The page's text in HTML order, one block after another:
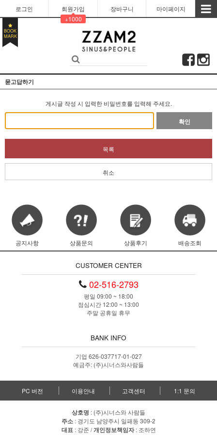
로그인
회원가입
+1000
장바구니 마이페이지
BOOK
MARK
묻고답하기
게시글 작성 시 입력한 비밀번호를 입력해 주세요.
확인
목록
취소
공지사항 상품문의 상품후기 배송조회
CUSTOMER CENTER
02-516-2793
평일 09:00 ~ 18:00
점심시간 12:00 ~ 13:00
주말 공휴일 휴무
BANK INFO
기업 626-037717-01-027
예금주: (주)시너스와사람들
PC 버전 이용안내 고객센터 1:1 문의
상호명 : (주)시너스와 사람들
주소 : 경기도 남양주시 일패동 309-2
대표 : 강준 /개인정보책임자: 조하연